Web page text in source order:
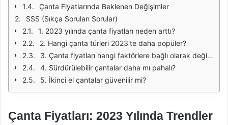
Çanta Fiyatlarında Beklenen Değişimler
SSS (Sıkça Sorulan Sorular)
1. 2023 yılında çanta fiyatları neden arttı?
2. Hangi çanta türleri 2023'te daha popüler?
3. Çanta fiyatları hangi faktörlere bağlı olarak değişir?
4. Sürdürülebilir çantalar daha mı pahalı?
5. İkinci el çantalar güvenilir mi?
Çanta Fiyatları: 2023 Yılında Trendler